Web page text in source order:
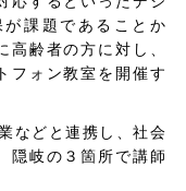
課題であることか
齢者の方に対し、
フォン教室を開催す
などと連携し、社会
隠岐の３箇所で講師